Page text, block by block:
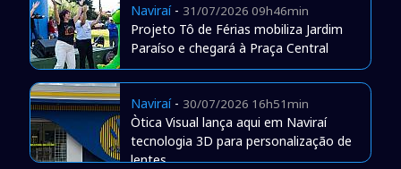
Naviraí- 31/07/2026 09h46min
Projeto Tô de Férias mobiliza Jardim
Paraíso e chegará à Praça Central
Naviraí- 30/07/2026 16h51min
Òtica Visual lança aqui em Naviraí
tecnologia 3D para personalização de
lentes